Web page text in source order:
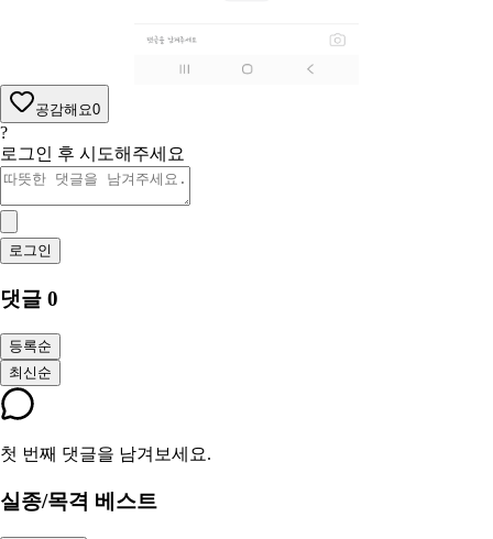
공감해요0
?
로그인 후 시도해주세요
로그인
댓글 0
등록순
최신순
첫 번째 댓글을 남겨보세요.
실종/목격 베스트